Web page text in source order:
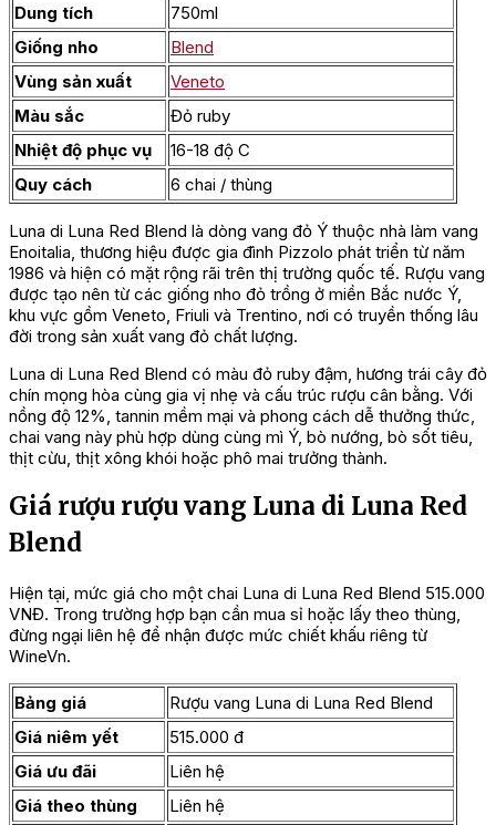
Dung tích
750ml
Giống nho
Blend
Vùng sản xuất
Veneto
Màu sắc
Đỏ ruby
Nhiệt độ phục vụ
16-18 độ C
Quy cách
6 chai / thùng
Luna di Luna Red Blend là dòng vang đỏ Ý thuộc nhà làm vang
Enoitalia, thương hiệu được gia đình Pizzolo phát triển từ năm
1986 và hiện có mặt rộng rãi trên thị trường quốc tế. Rượu vang
được tạo nên từ các giống nho đỏ trồng ở miền Bắc nước Ý,
khu vực gồm Veneto, Friuli và Trentino, nơi có truyền thống lâu
đời trong sản xuất vang đỏ chất lượng.
Luna di Luna Red Blend có màu đỏ ruby đậm, hương trái cây đỏ
chín mọng hòa cùng gia vị nhẹ và cấu trúc rượu cân bằng. Với
nồng độ 12%, tannin mềm mại và phong cách dễ thưởng thức,
chai vang này phù hợp dùng cùng mì Ý, bò nướng, bò sốt tiêu,
thịt cừu, thịt xông khói hoặc phô mai trưởng thành.
Giá rượu rượu vang Luna di Luna Red
Blend
Hiện tại, mức giá cho một chai Luna di Luna Red Blend 515.000
VNĐ. Trong trường hợp bạn cần mua sỉ hoặc lấy theo thùng,
đừng ngại liên hệ để nhận được mức chiết khấu riêng từ
WineVn.
Bảng giá
Rượu vang Luna di Luna Red Blend
Giá niêm yết
515.000 đ
Giá ưu đãi
Liên hệ
Giá theo thùng
Liên hệ